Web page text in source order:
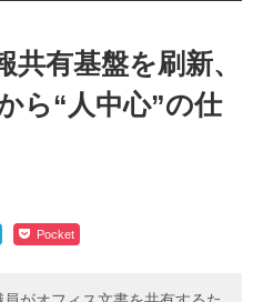
有基盤を刷新、
ら“人中心”の仕
Pocket